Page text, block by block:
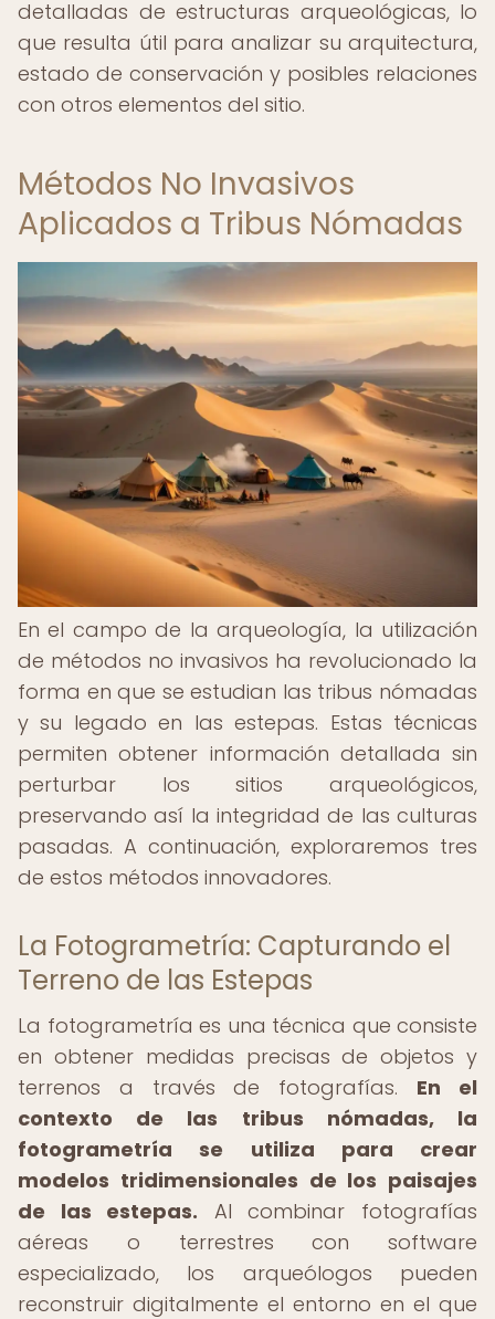
detalladas de estructuras arqueológicas, lo
que resulta útil para analizar su arquitectura,
estado de conservación y posibles relaciones
con otros elementos del sitio.
Métodos No Invasivos
Aplicados a Tribus Nómadas
En el campo de la arqueología, la utilización
de métodos no invasivos ha revolucionado la
forma en que se estudian las tribus nómadas
y su legado en las estepas. Estas técnicas
permiten obtener información detallada sin
perturbar los sitios arqueológicos,
preservando así la integridad de las culturas
pasadas. A continuación, exploraremos tres
de estos métodos innovadores.
La Fotogrametría: Capturando el
Terreno de las Estepas
La fotogrametría es una técnica que consiste
en obtener medidas precisas de objetos y
terrenos a través de fotografías. En el
contexto de las tribus nómadas, la
fotogrametría se utiliza para crear
modelos tridimensionales de los paisajes
de las estepas. Al combinar fotografías
aéreas o terrestres con software
especializado, los arqueólogos pueden
reconstruir digitalmente el entorno en el que